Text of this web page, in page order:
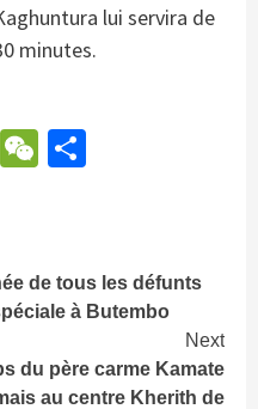
lui servira de
minutes.
Message
WeChat
de tous les défunts
à Butembo
Next
du père carme Kamate
au centre Kherith de